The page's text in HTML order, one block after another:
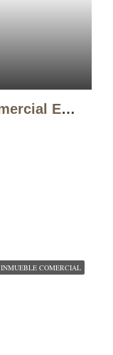
Traspaso De Un Local Comercial En C/ Plaza Nadal, 1, Barcelona.
INMUEBLE COMERCIAL